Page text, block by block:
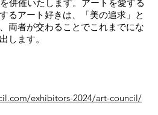
併催いたします。アートを愛する
るアート好きは、「美の追求」と
両者が交わることでこれまでにな
します。
exhibitors-2024/art-council/